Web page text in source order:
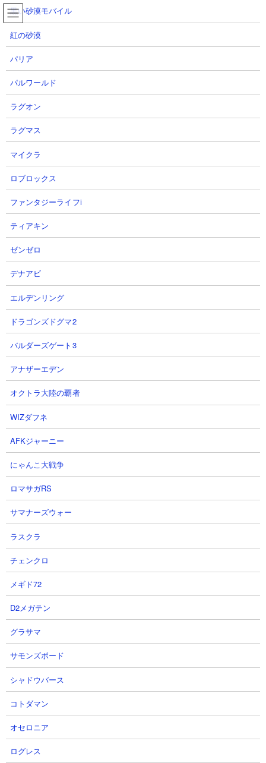
コ
ン
ナ
ビ
絶・誘惑のシンフォニー 第五番破綻調 攻略動画集
TOP
にゃんこ大戦争
絶・誘惑のシンフォニー 第五番破綻調 攻略動画集
絶・誘惑のシンフォニー 第五番破綻調 攻略動画集
降臨ステージ「絶・誘惑のシンフォニー」の「第五番破綻調 超極
ムズ」 の攻略動画まとめです。ボスの操られしネコ女王を含め、
ギルティペン、カルピンチョ、ミッドナイトナカイ、師匠などの
取り巻きが時間沸きで出現します。取り巻きが面倒なラインナッ
プになっているせいでネコ女王に攻撃を当てづらいのが本当に厄
介。シールド破壊要員はもちろん、波動か烈波か遠方範囲攻撃で
う。中でもギルティペンの容赦ない高頻度高火力攻撃がしんどい
ので、遠距離から悪魔属性のダメージを稼げるキャラは用意して
おいたほうが無難です。
ステージクリアにて虚無僧ネコを第三形態のネコブラスバンドに
進化させる権利を得ることができます。虚無僧ネコはいまいち使
いどころがありませんでしたが、第三形態で50％発動の小波動
（確率でシールドブレイクも付与）がつくことで一気に価値が高
まります。今後の悪魔属性ステージにためにもぜひとも入手して
おきましょう。
注意すべき敵
操られしネコ女王
黒い砂漠モバイル
紅の砂漠
パリア
パルワールド
ラグオン
ラグマス
マイクラ
ロブロックス
ファンタジーライフi
ティアキン
ゼンゼロ
デナアビ
エルデンリング
ドラゴンズドグマ2
バルダーズゲート3
アナザーエデン
オクトラ大陸の覇者
WIZダフネ
AFKジャーニー
にゃんこ大戦争
ロマサガRS
サマナーズウォー
ラスクラ
チェンクロ
メギド72
D2メガテン
グラサマ
サモンズボード
シャドウバース
コトダマン
オセロニア
ログレス